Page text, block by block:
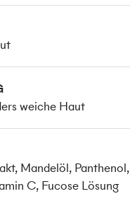
weiche Haut
Mandelöl, Panthenol,
C, Fucose Lösung